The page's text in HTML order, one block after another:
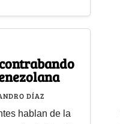
DÍAZ
hablan de la